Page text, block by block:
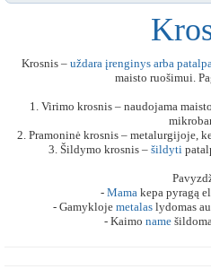
Krosnis – uždara įrenginys arba
maisto ruošimui.
1. Virimo krosnis – naudojama
2. Pramoninė krosnis – metalurgijoje,
3. Šildymo krosnis – šildyti
- Mama kepa pyragą
- Gamykloje metalas lydomas
- Kaimo name